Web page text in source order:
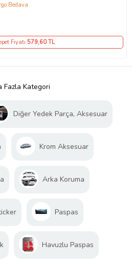
Bedava
Fiyatı 579,60 TL
Fazla Kategori
Diğer Yedek Parça, Aksesuar
Krom Aksesuar
Arka Koruma
Paspas
Havuzlu Paspas